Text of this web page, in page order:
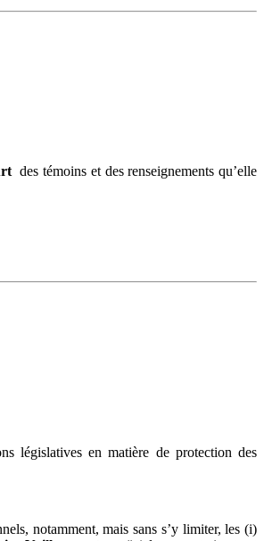
des témoins et des renseignements qu’elle
législatives en matière de protection des
notamment, mais sans s’y limiter, les (i)